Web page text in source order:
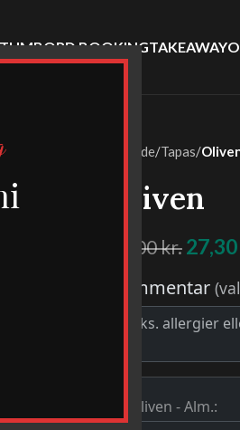
BORD BOOKINGTAKEAWAY
Forside/Tapas/
Oliven
39,00kr. 27,30